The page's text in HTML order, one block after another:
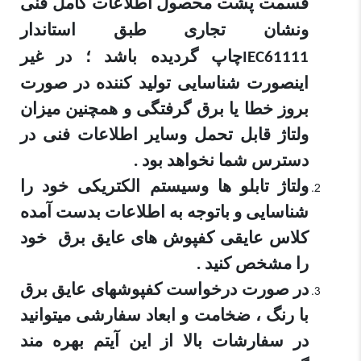
ونشان تجاری طبق استاندار
IEC61111 چاپ گردیده باشد ؛ در غیر
اینصورت شناسایی تولید کننده در صورت
بروز خطا یا برق گرفتگی و همچنین میزان
ولتاژ قابل تحمل وسایر اطلاعات فنی در
دسترس شما نخواهد بود .
ولتاژ تابلو ها وسیستم الکتریکی خود را
شناسایی و باتوجه به اطلاعات بدست آمده
کلاس عایقی کفپوش های عایق برق خود
را مشخص کنید .
در صورت درخواست کفپوشهای عایق برق
با رنگ ، ضخامت و ابعاد سفارشی میتوانید
در سفارشات بالا از این آیتم بهره مند